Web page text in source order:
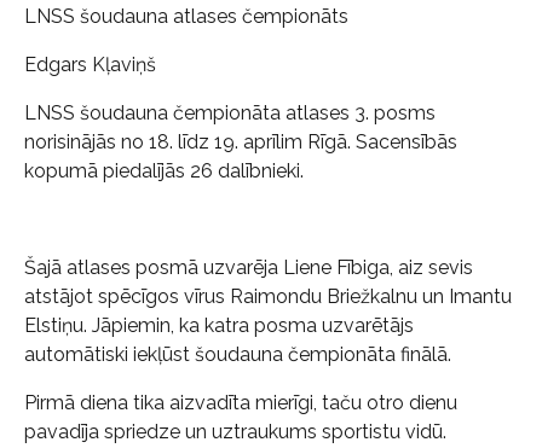
Свяжитесь с
LNSS šoudauna atlases čempionāts
Edgars Kļaviņš
LNSS šoudauna čempionāta atlases 3. posms
norisinājās no 18. līdz 19. aprīlim Rīgā. Sacensībās
kopumā piedalījās 26 dalībnieki.
Šajā atlases posmā uzvarēja Liene Fībiga, aiz sevis
atstājot spēcīgos vīrus Raimondu Briežkalnu un Imantu
Elstiņu. Jāpiemin, ka katra posma uzvarētājs
automātiski iekļūst šoudauna čempionāta finālā.
Pirmā diena tika aizvadīta mierīgi, taču otro dienu
pavadīja spriedze un uztraukums sportistu vidū.